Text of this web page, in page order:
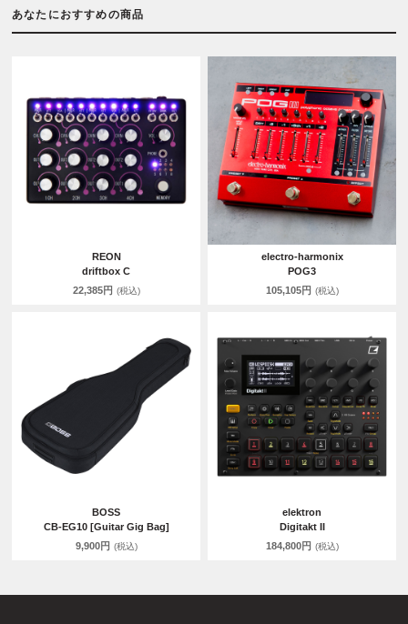
あなたにおすすめの商品
REON
driftbox C
22,385円 (税込)
electro-harmonix
POG3
105,105円 (税込)
BOSS
CB-EG10 [Guitar Gig Bag]
9,900円 (税込)
elektron
Digitakt II
184,800円 (税込)